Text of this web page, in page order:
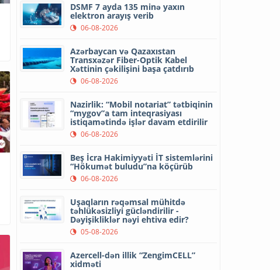
DSMF 7 ayda 135 minə yaxın
elektron arayış verib
06-08-2026
Azərbaycan və Qazaxıstan
Transxəzər Fiber-Optik Kabel
Xəttinin çəkilişini başa çatdırıb
06-08-2026
Nazirlik: “Mobil notariat” tətbiqinin
“mygov”a tam inteqrasiyası
istiqamətində işlər davam etdirilir
06-08-2026
Beş İcra Hakimiyyəti İT sistemlərini
“Hökumət buludu”na köçürüb
06-08-2026
Uşaqların rəqəmsal mühitdə
təhlükəsizliyi gücləndirilir -
Dəyişikliklər nəyi ehtiva edir?
05-08-2026
Azercell-dən illik “ZengimCELL”
xidməti